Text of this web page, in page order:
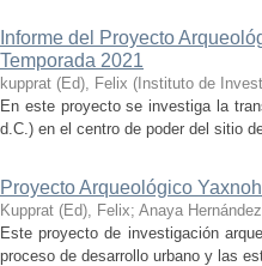
Informe del Proyecto
Temporada 2021
kupprat (Ed), Felix ( Instituto de
En este proyecto se investiga la
d.C.) en el centro de poder del sitio
Proyecto Arqueológico
Kupprat (Ed), Felix; Anaya
Este proyecto de investigación
proceso de desarrollo urbano y las